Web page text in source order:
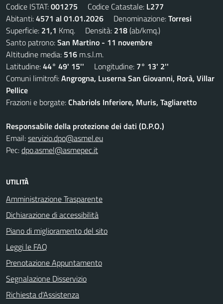
Codice ISTAT:001275 Codice Catastale: L277
Abitanti:4571 al 01.01.2026 Denominazione:Torresi
Superficie: 21,1 Kmq. Densità: 218(ab/kmq.)
Santo patrono:San Martino - 11 novembre
Altitudine media: 516 m.s.l.m.
Latitudine:44° 49' 15'' Longitudine: 7° 13' 2''
Comuni limitrofi:Angrogna, Luserna San Giovanni, Rorà, Villar
Pellice
Frazioni e borgate:Chabriols Inferiore, Muris, Tagliaretto
Responsabile della protezione dei dati (D.P.O.)
Email:servizio.dpo@asmel.eu
Pec:dpo.asmel@asmepec.it
UTILITÀ
Amministrazione Trasparente
Dichiarazione di accessibilità
Piano di miglioramento del sito
Leggi le FAQ
Prenotazione Appuntamento
Segnalazione Disservizio
Richiesta d'Assistenza